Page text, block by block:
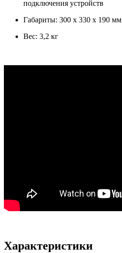
подключения устройств
Габариты: 300 х 330 х 190 мм
Вес: 3,2 кг
Характеристики